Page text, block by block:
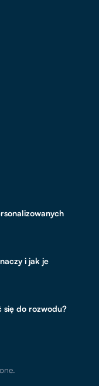
i jak je
się do rozwodu?